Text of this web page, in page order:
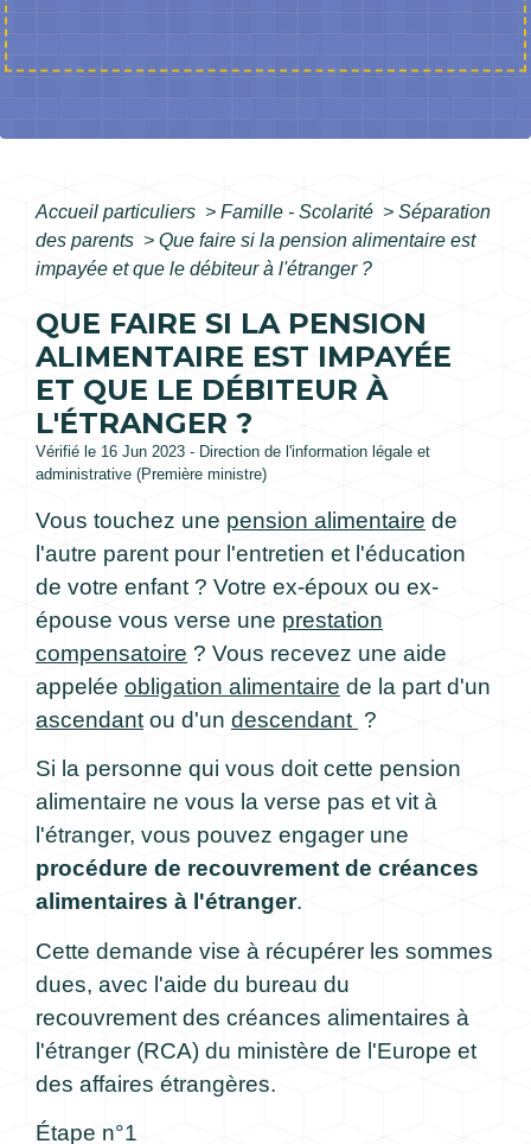
Accueil particuliers > Famille - Scolarité > Séparation
des parents > Que faire si la pension alimentaire est
impayée et que le débiteur à l'étranger ?
QUE FAIRE SI LA PENSION
ALIMENTAIRE EST IMPAYÉE
ET QUE LE DÉBITEUR À
L'ÉTRANGER ?
Vérifié le 16 Jun 2023 - Direction de l'information légale et
administrative (Première ministre)
Vous touchez une pension alimentaire de
l'autre parent pour l'entretien et l'éducation
de votre enfant ? Votre ex-époux ou ex-
épouse vous verse une prestation
compensatoire ? Vous recevez une aide
appelée obligation alimentaire de la part d'un
ascendant ou d'un descendant ?
Si la personne qui vous doit cette pension
alimentaire ne vous la verse pas et vit à
l'étranger, vous pouvez engager une
procédure de recouvrement de créances
alimentaires à l'étranger.
Cette demande vise à récupérer les sommes
dues, avec l'aide du bureau du
recouvrement des créances alimentaires à
l'étranger (RCA) du ministère de l'Europe et
des affaires étrangères.
Étape n°1